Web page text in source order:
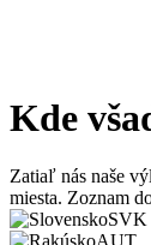
Kde
Zatiaľ nás naše
miesta. Zoznam
SVK
AUT